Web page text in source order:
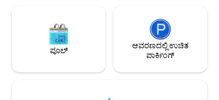
ಪೂಲ್
ಆವರಣದಲ್ಲಿ ಉಚಿತ
ಪಾರ್ಕಿಂಗ್